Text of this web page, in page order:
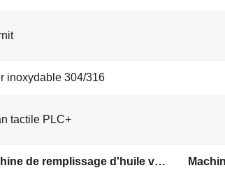
inoxydable 304/316
tactile PLC+
Machine de remplissage d'huile végétale